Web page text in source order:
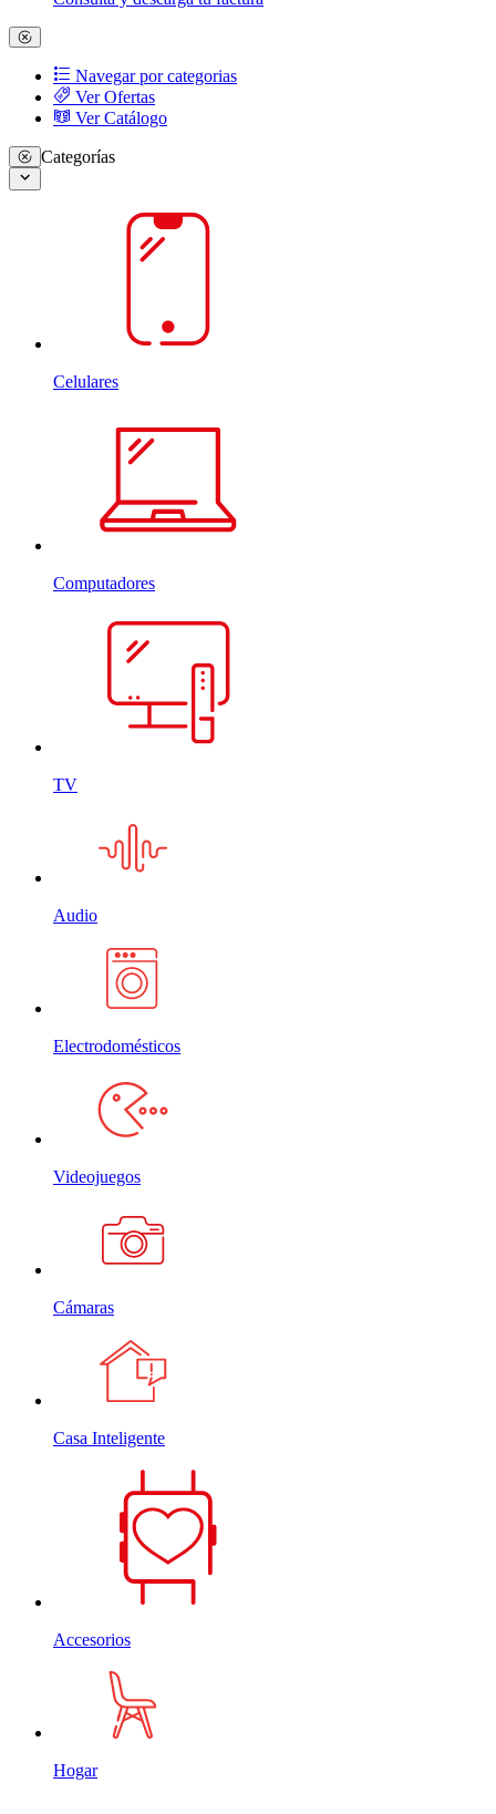
Navegar por categorias
Ver Ofertas
Ver Catálogo
Categorías
Celulares
Computadores
TV
Audio
Electrodomésticos
Videojuegos
Cámaras
Casa Inteligente
Accesorios
Hogar